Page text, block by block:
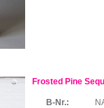
Frosted Pine
B-Nr.: